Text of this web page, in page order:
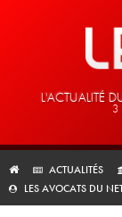
L'ACTUALITÉ
ACTUALITÉS
LES AVOCATS DU